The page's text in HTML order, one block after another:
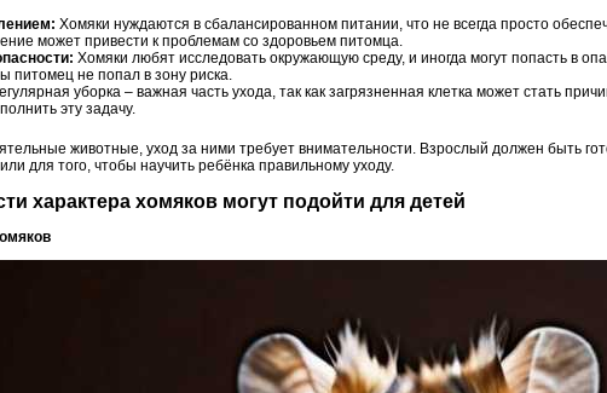
Хомяки нуждаются в сбалансированном питании, что не всегда просто
может привести к проблемам со здоровьем питомца.
Хомяки любят исследовать окружающую среду, и иногда могут попасть в
питомец не попал в зону риска.
уборка – важная часть ухода, так как загрязненная клетка может стать
эту задачу.
животные, уход за ними требует внимательности. Взрослый должен быть
для того, чтобы научить ребёнка правильному уходу.
характера хомяков могут подойти для детей